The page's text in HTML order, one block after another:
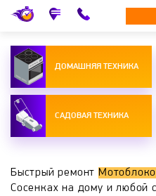
ДОМАШНЯЯ ТЕХНИКА
САДОВАЯ ТЕХНИКА
Быстрый ремонт
Сосенках на дому и любой